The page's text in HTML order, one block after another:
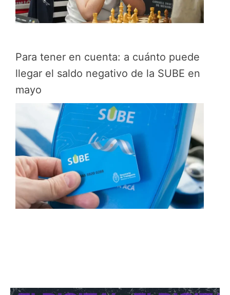
Para tener en cuenta: a cuánto puede
llegar el saldo negativo de la SUBE en
mayo